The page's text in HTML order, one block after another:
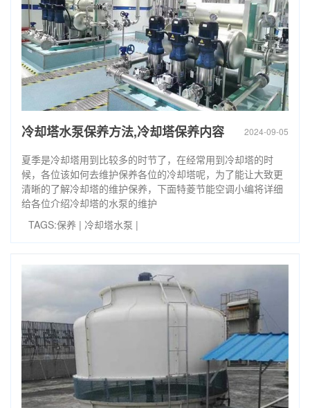
冷却塔水泵保养方法,冷却塔保养内容 2024-09-05
夏季是冷却塔用到比较多的时节了，在经常用到冷却塔的时
候，各位该如何去维护保养各位的冷却塔呢，为了能让大致更
清晰的了解冷却塔的维护保养，下面特菱节能空调小编将详细
给各位介绍冷却塔的水泵的维护
TAGS:保养 | 冷却塔水泵 |